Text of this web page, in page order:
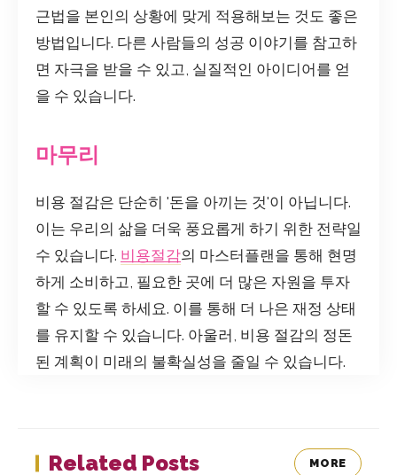
근법을 본인의 상황에 맞게 적용해보는 것도 좋은
방법입니다. 다른 사람들의 성공 이야기를 참고하
면 자극을 받을 수 있고, 실질적인 아이디어를 얻
을 수 있습니다.
마무리
비용 절감은 단순히 '돈을 아끼는 것'이 아닙니다.
이는 우리의 삶을 더욱 풍요롭게 하기 위한 전략일
수 있습니다. 비용절감의 마스터플랜을 통해 현명
하게 소비하고, 필요한 곳에 더 많은 자원을 투자
할 수 있도록 하세요. 이를 통해 더 나은 재정 상태
를 유지할 수 있습니다. 아울러, 비용 절감의 정돈
된 계획이 미래의 불확실성을 줄일 수 있습니다.
Related Posts MORE